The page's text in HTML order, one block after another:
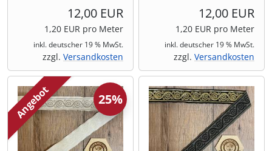
12,00 EUR
1,20 EUR pro Meter
inkl. deutscher 19 % MwSt.
zzgl. Versandkosten
12,00 EUR
1,20 EUR pro Meter
inkl. deutscher 19 % MwSt.
zzgl. Versandkosten
Angebot 25%